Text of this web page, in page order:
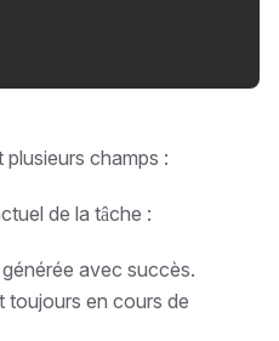
champs :
de la tâche :
avec succès.
toujours en cours de